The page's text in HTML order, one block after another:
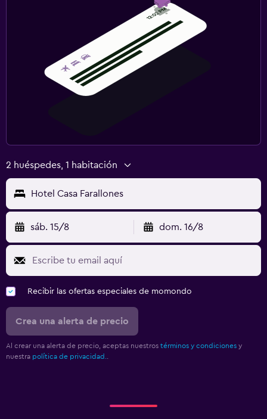
2 huéspedes, 1 habitación
Hotel Casa Farallones
sáb. 15/8 dom. 16/8
Recibir las ofertas especiales de momondo
Crea una alerta de precio
Al crear una alerta de precio, aceptas nuestros términos y condiciones y
nuestra política de privacidad.